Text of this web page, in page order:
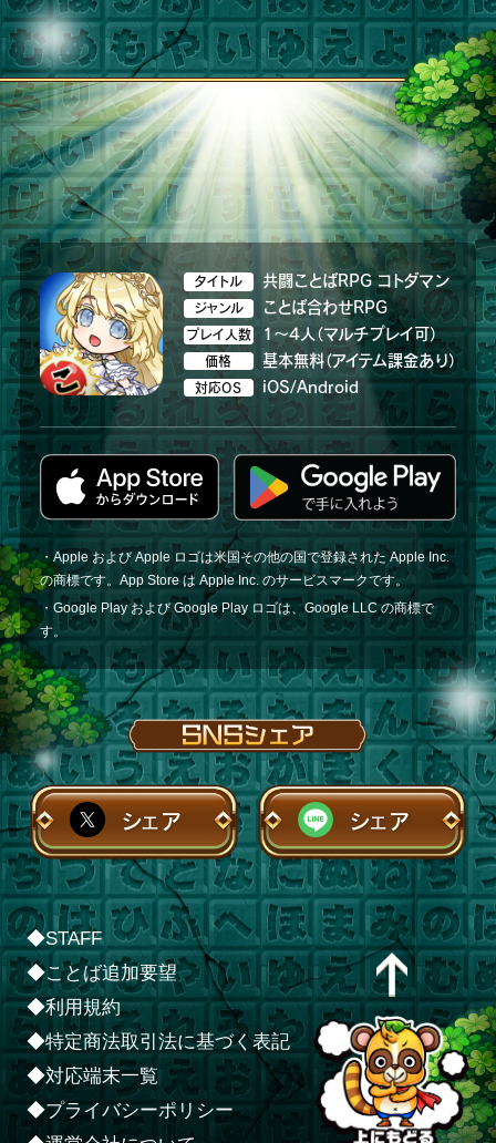
タイトル 共闘ことばRPG コトダマン
ジャンル ことば合わせRPG
プレイ人数 1～4人（マルチプレイ可）
価格 基本無料（アイテム課金あり）
対応OS iOS/Android
・Apple および Apple ロゴは米国その他の国で登録された Apple Inc.
の商標です。App Store は Apple Inc. のサービスマークです。
・Google Play および Google Play ロゴは、Google LLC の商標で
す。
シェア シェア
◆STAFF
◆ことば追加要望
◆利用規約
◆特定商法取引法に基づく表記
◆対応端末一覧
◆プライバシーポリシー